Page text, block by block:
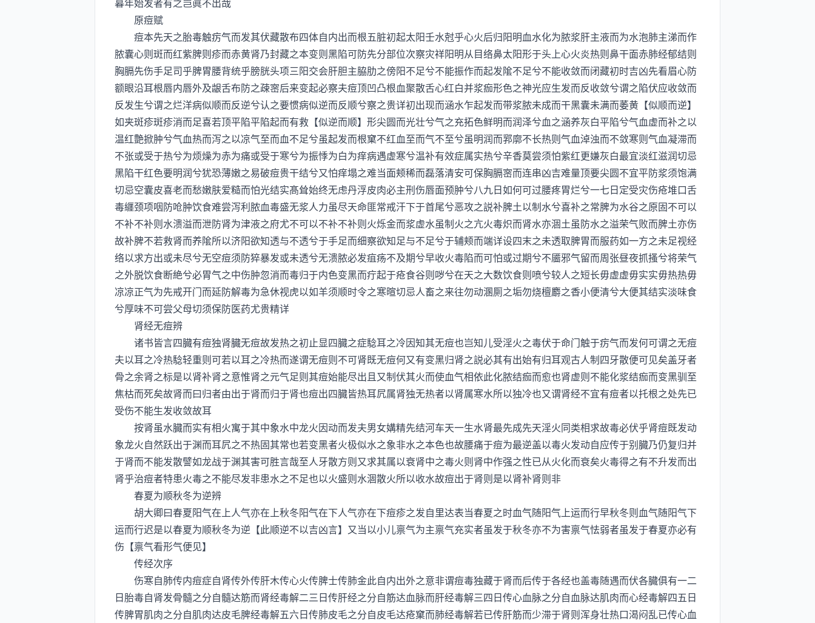
原痘赋
痘本先天之胎毒触疠气而发其伏藏散布四体自内出而根五脏初起太阳壬水尅乎心火后归阳明血水化为脓浆肝主液而为水泡肺主涕而作
脓囊心则斑而红紫脾则疹而赤黄肾乃封藏之本变则黑陷可防先分部位次察灾祥阳明从目络鼻太阳形于头上心火炎热则鼻干面赤肺经郁结则
胸膈先伤手足司乎脾胃腰背统乎膀胱头项三阳交会肝胆主脇肋之傍阳不足兮不能振作而起发隂不足兮不能收敛而闭藏初时吉凶先看眉心防
额眼沿耳根唇内唇外及龈舌布防之疎宻后来变起必察夫痘顶凹凸根血聚散舌心红白并浆痂形色之神光应生发而反收敛兮谓之陷伏应收敛而
反发生兮谓之烂洋病似顺而反逆兮认之要惯病似逆而反顺兮察之贵详初出现而涵水乍起发而带浆脓未成而干黑囊未满而萎黄【似顺而逆】
如夹斑疹斑疹消而足喜若顶平陷平陷起而有救【似逆而顺】形尖圆而光壮兮气之充拓色鲜明而润泽兮血之涵养灰白平陷兮气血虚而补之以
温红艶掀肿兮气血热而泻之以凉气至而血不足兮虽起发而根窠不红血至而气不至兮虽明润而郛廓不长热则气血淖浊而不敛寒则气血凝滞而
不张或受于热兮为烦燥为赤为痛或受于寒兮为振悸为白为痒病遇虚寒兮温补有效症属实热兮辛香莫尝须怕紫红更嫌灰白最宜淡红滋润切忌
黑陷干红色要明润兮犹恐薄嫩之易破痘贵干结兮又怕痒塌之难当面颊稀而磊落清安可保胸膈宻而连串凶吉难量顶要尖圆不宜平防浆须饱满
切忌空囊皮喜老而愁嫩肤爱糙而怕光结实髙耸始终无虑丹浮皮肉必主刑伤唇面预肿兮八九日如何可过腰疼胃烂兮一七日定受灾伤疮堆口舌
毒纒颈项咽防呛肿饮食难尝泻利脓血毒盛无浆人力虽尽天命匪常戒汗下于首尾兮恶攻之説补脾土以制水兮喜补之常脾为水谷之原固不可以
不补不补则水溃溢而泄防肾为津液之府尤不可以不补不补则火烁金而浆虚水虽制火之亢火毒炽而肾水亦涸土虽防水之溢荣气败而脾土亦伤
故补脾不若救肾而养隂所以济阳欲知透与不透兮于手足而细察欲知足与不足兮于辅颊而端详设四末之未透取脾胃而服药如一方之未足视经
络以求方出或未尽兮无空痘须防猝暴发或未透兮无溃脓必发疽疡不及期兮早收火毒陷而可怕或过期兮不靥邪气留而周张昼夜抓搔兮将荣气
之外脱饮食断絶兮必胃气之中伤肿忽消而毒归于内色变黑而疔起于疮食谷则哕兮在天之大数饮食则喷兮较人之短长毋虚虚毋实实毋热热毋
凉凉正气为先戒开门而延防解毒为急休视虎以如羊须顺时令之寒暄切忌人畜之来往勿动溷厠之垢勿烧檀麝之香小便清兮大便其结实淡味食
兮厚味不可尝父母切须保防医药尤贵精详
肾经无痘辨
诸书皆言四臓有痘独肾臓无痘故发热之初止显四臓之症騐耳之冷因知其无痘也岂知儿受淫火之毒伏于命门触于疠气而发何可谓之无痘
夫以耳之冷热騐轻重则可若以耳之冷热而遂谓无痘则不可肾既无痘何又有变黑归肾之説必其有出始有归耳观古人制四牙散便可见矣盖牙者
骨之余肾之标是以肾补肾之意惟肾之元气足则其痘始能尽出且又制伏其火而使血气相依此化脓结痂而愈也肾虚则不能化浆结痂而变黑驯至
焦枯而死矣故肾而曰归者由出于肾而归于肾也痘出四臓皆热耳凥属肾独无热者以肾属寒水所以独冷也又谓肾经不宜有痘者以托根之处先已
受伤不能生发收敛故耳
按肾虽水臓而实有相火寓于其中象水中龙火因动而发夫男女媾精先结河车天一生水肾最先成先天淫火同类相求故毒必伏乎肾痘既发动
象龙火自然跃出于渊而耳凥之不热固其常也若变黑者火极似水之象非水之本色也故腰痛于痘为最逆盖以毒火发动自应传于别臓乃仍复归并
于肾而不能发散譬如龙战于渊其害可胜言哉至人牙散方则又求其属以衰肾中之毒火则肾中作强之性已从火化而衰矣火毒得之有不升发而出
肾乎治痘者特患火毒之不能尽发非患水之不足也以火盛则水涸散火所以收水故痘出于肾则是以肾补肾则非
春夏为顺秋冬为逆辨
胡大卿曰春夏阳气在上人气亦在上秋冬阳气在下人气亦在下痘疹之发自里达表当春夏之时血气随阳气上运而行早秋冬则血气随阳气下
运而行迟是以春夏为顺秋冬为逆【此顺逆不以吉凶言】又当以小儿禀气为主禀气充实者虽发于秋冬亦不为害禀气怯弱者虽发于春夏亦必有
伤【禀气看形气便见】
传经次序
伤寒自肺传内痘症自肾传外传肝木传心火传脾士传肺金此自内出外之意非谓痘毒独藏于肾而后传于各经也盖毒随遇而伏各臓俱有一二
日胎毒自肾发骨髓之分自髓达筋而肾经毒解二三日传肝经之分自筋达血脉而肝经毒解三四日传心血脉之分自血脉达肌肉而心经毒解四五日
传脾胃肌肉之分自肌肉达皮毛脾经毒解五六日传肺皮毛之分自皮毛达疮窠而肺经毒解若已传肝筋而少滞于肾则浑身壮热口渴闷乱已传心血